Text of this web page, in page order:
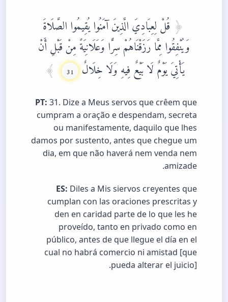
قُلْ لِعِبَادِيَ الَّذِينَ آمَنُوا يُقِيمُوا الصَّلَاةَ
وَيُنْفِقُوا مِمَّا رَزَقْنَاهُمْ سِرًّا وَعَلَانِيَةً مِنْ قَبْلِ أَنْ
يَأْتِيَ يَوْمٌ لَا بَيْعٌ فِيهِ وَلَا خِلَالٌ 31
PT: 31. Dize a Meus servos que crêem que
cumpram a oração e despendam, secreta
ou manifestamente, daquilo que lhes
damos por sustento, antes que chegue um
dia, em que não haverá nem venda nem
amizade.
ES: Diles a Mis siervos creyentes que
cumplan con las oraciones prescritas y
den en caridad parte de lo que les he
proveído, tanto en privado como en
público, antes de que llegue el día en el
cual no habrá comercio ni amistad [que
pueda alterar el juicio].